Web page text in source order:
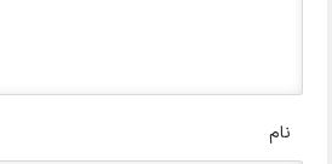
نام